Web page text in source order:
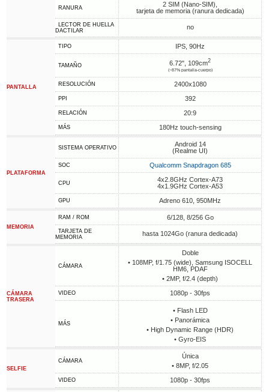
RANURA
2 SIM (Nano-SIM),
tarjeta de memoria (ranura dedicada)
LECTOR DE HUELLA
DACTILAR
no
PANTALLA
TIPO IPS, 90Hz
TAMAÑO 6.72", 109cm2
(~87% pantalla-cuerpo)
RESOLUCIÓN 2400x1080
PPI 392
RELACIÓN 20:9
MÁS 180Hz touch-sensing
PLATAFORMA
SISTEMA OPERATIVO
Android 14
(Realme UI)
SOC Qualcomm Snapdragon 685
CPU
4x2.8GHz Cortex-A73
4x1.9GHz Cortex-A53
GPU Adreno 610, 950MHz
MEMORIA
RAM / ROM 6/128, 8/256 Go
TARJETA DE
MEMORIA
hasta 1024Go (ranura dedicada)
CÁMARA
TRASERA
CÁMARA
Doble
• 108MP, f/1.75 (wide), Samsung ISOCELL
HM6, PDAF
• 2MP, f/2.4 (depth)
VIDEO 1080p - 30fps
MÁS
• Flash LED
• Panorámica
• High Dynamic Range (HDR)
• Gyro-EIS
SELFIE
CÁMARA
Única
• 8MP, f/2.05
VIDEO 1080p - 30fps